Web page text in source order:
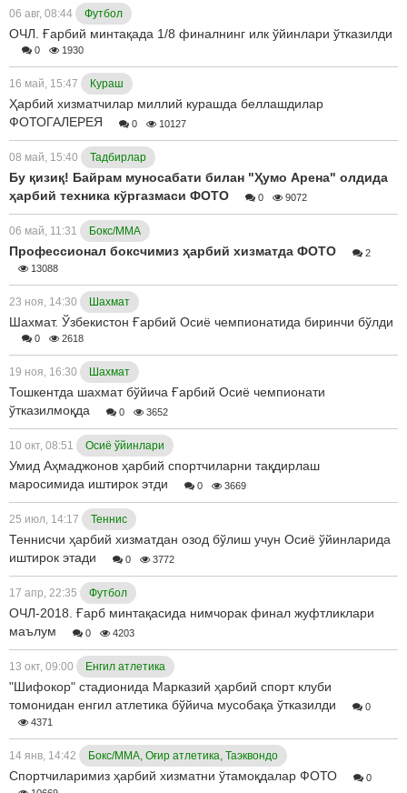
06 авг, 08:44 Футбол
ОЧЛ. Ғарбий минтақада 1/8 финалнинг илк ўйинлари ўтказилди
0 1930
16 май, 15:47 Кураш
Ҳарбий хизматчилар миллий курашда беллашдилар
ФОТОГАЛЕРЕЯ
0 10127
08 май, 15:40 Тадбирлар
Бу қизиқ! Байрам муносабати билан "Ҳумо Арена" олдида
ҳарбий техника кўргазмаси ФОТО
0 9072
06 май, 11:31 Бокс/ММА
Профессионал боксчимиз ҳарбий хизматда ФОТО
2
13088
23 ноя, 14:30 Шахмат
Шахмат. Ўзбекистон Ғарбий Осиё чемпионатида биринчи бўлди
0 2618
19 ноя, 16:30 Шахмат
Тошкентда шахмат бўйича Ғарбий Осиё чемпионати
ўтказилмоқда
0 3652
10 окт, 08:51 Осиё ўйинлари
Умид Аҳмаджонов ҳарбий спортчиларни тақдирлаш
маросимида иштирок этди
0 3669
25 июл, 14:17 Теннис
Теннисчи ҳарбий хизматдан озод бўлиш учун Осиё ўйинларида
иштирок этади
0 3772
17 апр, 22:35 Футбол
ОЧЛ-2018. Ғарб минтақасида нимчорак финал жуфтликлари
маълум
0 4203
13 окт, 09:00 Енгил атлетика
"Шифокор" стадионида Марказий ҳарбий спорт клуби
томонидан енгил атлетика бўйича мусобақа ўтказилди
0
4371
14 янв, 14:42 Бокс/ММА, Оғир атлетика, Таэквондо
Спортчиларимиз ҳарбий хизматни ўтамоқдалар ФОТО
0